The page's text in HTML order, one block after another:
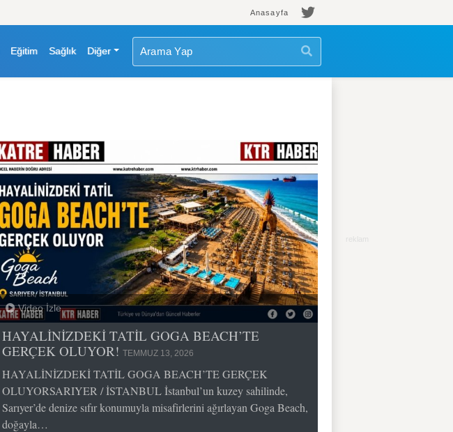
Anasayfa
Eğitim Sağlık Diğer
Video İzle
HAYALİNİZDEKİ TATİL GOGA BEACH’TE
GERÇEK OLUYOR! TEMMUZ 13, 2026
HAYALİNİZDEKİ TATİL GOGA BEACH’TE GERÇEK
OLUYORSARIYER / İSTANBUL İstanbul’un kuzey sahilinde,
Sarıyer’de denize sıfır konumuyla misafirlerini ağırlayan Goga Beach,
doğayla…